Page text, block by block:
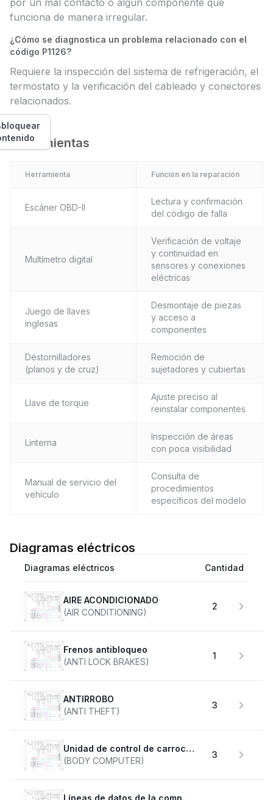
por un mal contacto o algún componente que
funciona de manera irregular.
¿Cómo se diagnostica un problema relacionado con el
código P1126?
Requiere la inspección del sistema de refrigeración, el
termostato y la verificación del cableado y conectores
relacionados.
Herramientas
Herramienta Función en la reparación
Escáner OBD-II
Lectura y confirmación
del código de falla
Multímetro digital
Verificación de voltaje
y continuidad en
sensores y conexiones
eléctricas
Juego de llaves
inglesas
Desmontaje de piezas
y acceso a
componentes
Destornilladores
(planos y de cruz)
Remoción de
sujetadores y cubiertas
Llave de torque
Ajuste preciso al
reinstalar componentes
Linterna
Inspección de áreas
con poca visibilidad
Manual de servicio del
vehículo
Consulta de
procedimientos
específicos del modelo
Diagramas eléctricos
Diagramas eléctricos Cantidad
AIRE ACONDICIONADO
(AIR CONDITIONING)
2
Frenos antibloqueo
(ANTI LOCK BRAKES)
1
ANTIRROBO
(ANTI THEFT)
3
Unidad de control de carrocería
(BODY COMPUTER)
3
Líneas de datos de la computadora